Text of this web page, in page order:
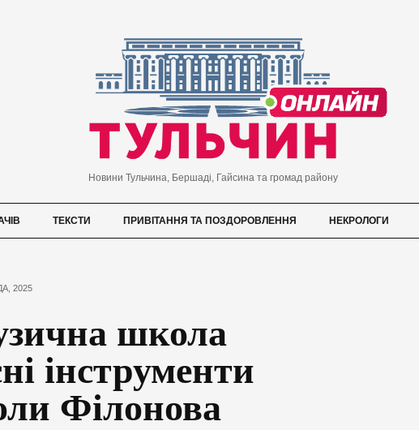
Новини Тульчина, Бершаді, Гайсина та громад району
ТЕКСТИ ПРИВІТАННЯ ТА ПОЗДОРОВЛЕННЯ НЕКРОЛОГИ
2025
школа
інструменти
Філонова